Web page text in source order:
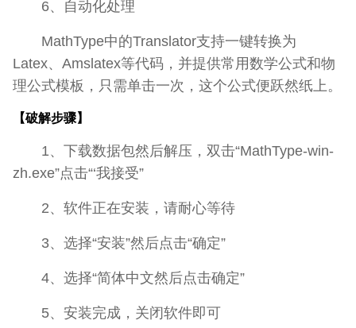
6、自动化处理
MathType中的Translator支持一键转换为
Latex、Amslatex等代码，并提供常用数学公式和物
理公式模板，只需单击一次，这个公式便跃然纸上。
【破解步骤】
1、下载数据包然后解压，双击“MathType-win-
zh.exe”点击“‘我接受”
2、软件正在安装，请耐心等待
3、选择“安装”然后点击“确定”
4、选择“简体中文然后点击确定”
5、安装完成，关闭软件即可